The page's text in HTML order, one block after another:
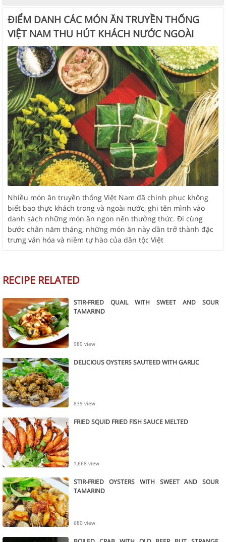
ĐIỂM DANH CÁC MÓN ĂN TRUYỀN THỐNG
VIỆT NAM THU HÚT KHÁCH NƯỚC NGOÀI
Nhiều món ăn truyền thống Việt Nam đã chinh phục không
biết bao thực khách trong và ngoài nước, ghi tên mình vào
danh sách những món ăn ngon nên thưởng thức. Đi cùng
bước chân năm tháng, những món ăn này dần trở thành đặc
trưng văn hóa và niềm tự hào của dân tộc Việt
RECIPE RELATED
STIR-FRIED QUAIL WITH SWEET AND SOUR
TAMARIND
989 view
DELICIOUS OYSTERS SAUTEED WITH GARLIC
839 view
FRIED SQUID FRIED FISH SAUCE MELTED
1,668 view
STIR-FRIED OYSTERS WITH SWEET AND SOUR
TAMARIND
680 view